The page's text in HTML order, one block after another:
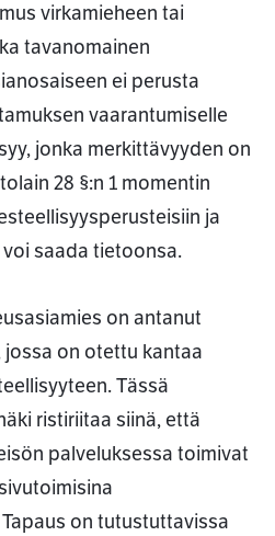
virkamieheen tai
tavanomainen
ei perusta
vaarantumiselle
jonka merkittävyyden on
28 §:n 1 momentin
ja
saada tietoonsa.
on antanut
jossa on otettu kantaa
Tässä
ristiriitaa siinä, että
palveluksessa toimivat
on tutustuttavissa